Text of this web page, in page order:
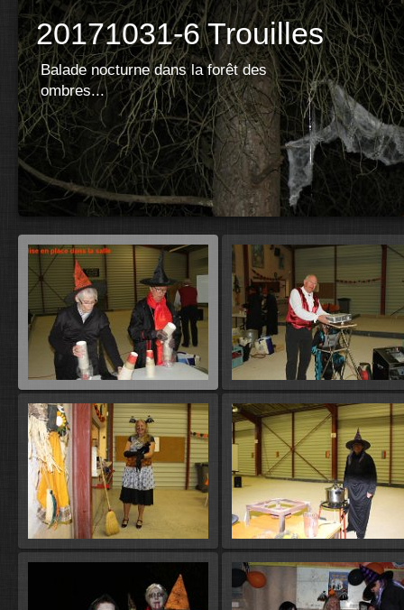
20171031-6 Trouilles
Balade nocturne dans la forêt des
ombres...